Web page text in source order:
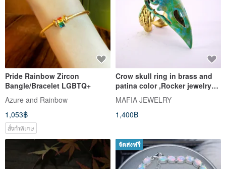
Pride Rainbow Zircon
Bangle/Bracelet LGBTQ+
Azure and Rainbow
1,053฿
สั่งทำพิเศษ
Crow skull ring in brass and
patina color ,Rocker jewelry
,Skull jewelry,Biker jewelry
MAFIA JEWELRY
1,400฿
จัดส่งฟรี